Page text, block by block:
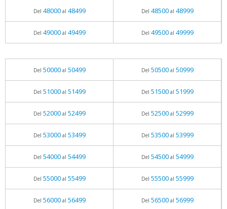
Del 48000al 48499 Del 48500al 48999
Del 49000al 49499 Del 49500al 49999
Del 50000al 50499 Del 50500al 50999
Del 51000al 51499 Del 51500al 51999
Del 52000al 52499 Del 52500al 52999
Del 53000al 53499 Del 53500al 53999
Del 54000al 54499 Del 54500al 54999
Del 55000al 55499 Del 55500al 55999
Del 56000al 56499 Del 56500al 56999